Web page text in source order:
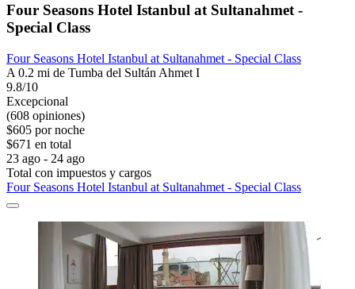
Four Seasons Hotel Istanbul at Sultanahmet -
Special Class
Four Seasons Hotel Istanbul at Sultanahmet - Special Class
A 0.2 mi de Tumba del Sultán Ahmet I
9.8/10
Excepcional
(608 opiniones)
$605 por noche
$671 en total
23 ago - 24 ago
Total con impuestos y cargos
Four Seasons Hotel Istanbul at Sultanahmet - Special Class